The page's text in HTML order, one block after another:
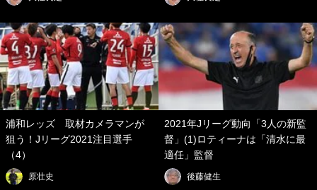
浦和レッズ 取材カメラマンが
狙う！Jリーグ2021注目選手
（4）
原壮史
2021年Jリーグ動向「3人の新監
督」(1)ロティーナは「清水に最
適任」監督
後藤健生